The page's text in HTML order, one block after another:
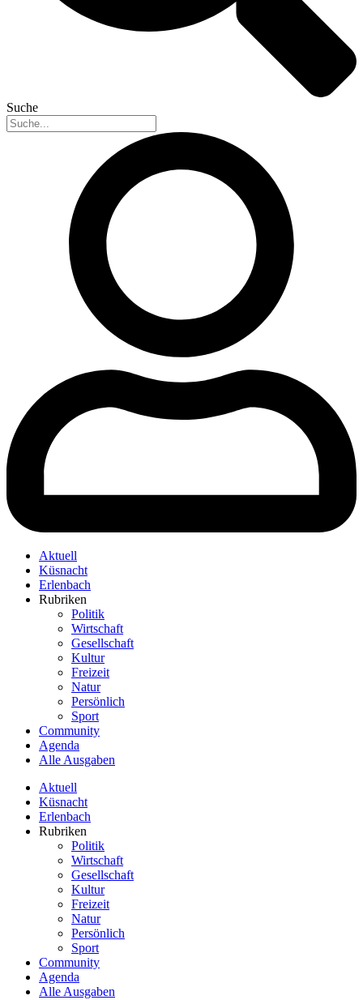
Suche
Aktuell
Küsnacht
Erlenbach
Rubriken
Politik
Wirtschaft
Gesellschaft
Kultur
Freizeit
Natur
Persönlich
Sport
Community
Agenda
Alle Ausgaben
Aktuell
Küsnacht
Erlenbach
Rubriken
Politik
Wirtschaft
Gesellschaft
Kultur
Freizeit
Natur
Persönlich
Sport
Community
Agenda
Alle Ausgaben